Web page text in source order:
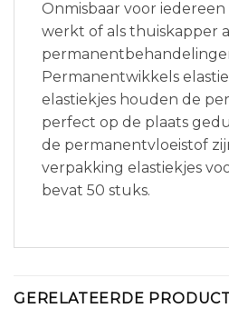
Onmisbaar voor iedereen
werkt of als thuiskapper
Permanentwikkels
elastiekjes houden de
perfect op de plaats
de permanentvloeistof
verpakking elastiekjes
bevat 50 stuks.
GERELATEERDE